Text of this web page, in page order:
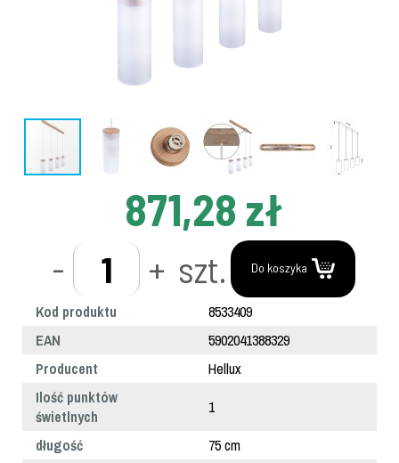
871,28 zł
- + szt. Do koszyka
Kod produktu
8533409
EAN
5902041388329
Producent
Hellux
Ilość punktów
świetlnych
1
długość
75 cm